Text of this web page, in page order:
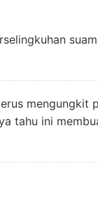
mengungkit
tahu ini